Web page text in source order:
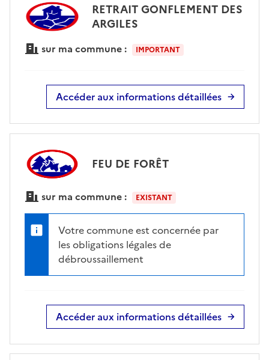
RETRAIT GONFLEMENT DES
ARGILES
sur ma commune : IMPORTANT
Accéder aux informations détaillées
FEU DE FORÊT
sur ma commune : EXISTANT
Votre commune est concernée par
les obligations légales de
débroussaillement
Accéder aux informations détaillées